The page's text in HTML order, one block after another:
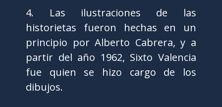
4. Las ilustraciones de las
historietas fueron hechas en un
principio por Alberto Cabrera, y a
partir del año 1962, Sixto Valencia
fue quien se hizo cargo de los
dibujos.